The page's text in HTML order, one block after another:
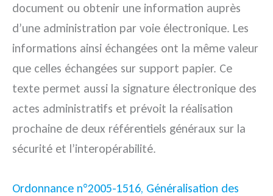
document ou obtenir une information auprès
d’une administration par voie électronique. Les
informations ainsi échangées ont la même valeur
que celles échangées sur support papier. Ce
texte permet aussi la signature électronique des
actes administratifs et prévoit la réalisation
prochaine de deux référentiels généraux sur la
sécurité et l’interopérabilité.
Ordonnance n°2005-1516, Généralisation des